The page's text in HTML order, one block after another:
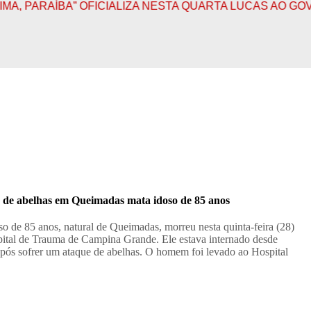
OFICIALIZA NESTA QUARTA LUCAS AO GOVERNO E
abelhas em Queimadas mata idoso de 85 anos
de 85 anos, natural de Queimadas, morreu nesta quinta-feira (28)
de Trauma de Campina Grande. Ele estava internado desde
sofrer um ataque de abelhas. O homem foi levado ao Hospital